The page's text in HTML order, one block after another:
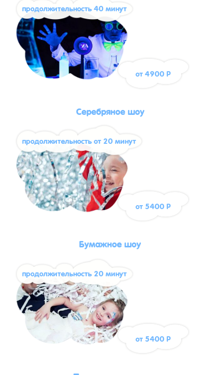
продолжительность 40 минут
от 4900 Р
Серебряное шоу
продолжительность от 20 минут
от 5400 Р
Бумажное шоу
продолжительность 20 минут
от 5400 Р